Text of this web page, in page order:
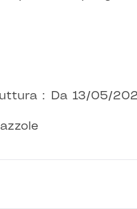
: Da 13/05/